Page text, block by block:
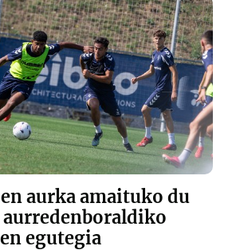
aurka amaituko du
aurredenboraldiko
egutegia